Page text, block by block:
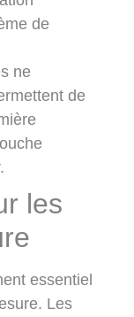
de
ne
de
les
essentiel
Les